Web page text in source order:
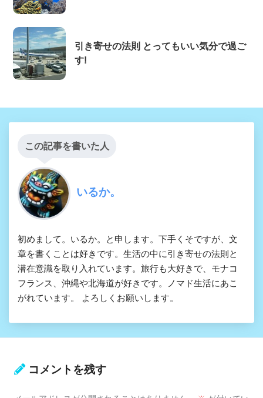
引き寄せの法則 とってもいい気分で過ご
す!
この記事を書いた人
いるか。
初めまして。いるか。と申します。下手くそですが、文
章を書くことは好きです。生活の中に引き寄せの法則と
潜在意識を取り入れています。旅行も大好きで、モナコ
フランス、沖縄や北海道が好きです。ノマド生活にあこ
がれています。 よろしくお願いします。
コメントを残す